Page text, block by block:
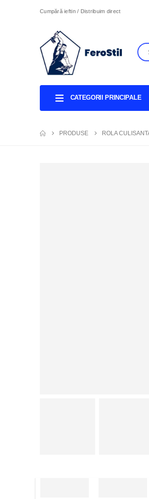
Cumpără ieftin / Distribuim direct
CATEGORII PRINCIPALE
PRODUSE ROLA